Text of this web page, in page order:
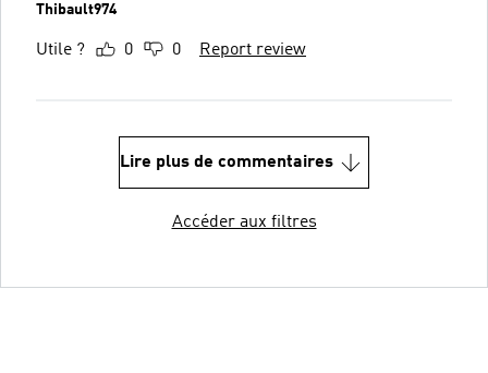
Thibault974
Utile ? 0 0 Report review
Lire plus de commentaires
Accéder aux filtres